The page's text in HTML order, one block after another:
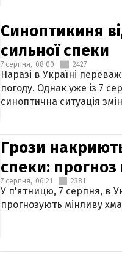
Синоптикиня
сильної спеки
7 серпня, 08:00 2427
Наразі в Україні
погоду. Однак уже із 7
синоптична ситуація
Грози
спеки:
7 серпня, 06:21 2381
У п'ятницю, 7 серпня, в
прогнозують мінливу